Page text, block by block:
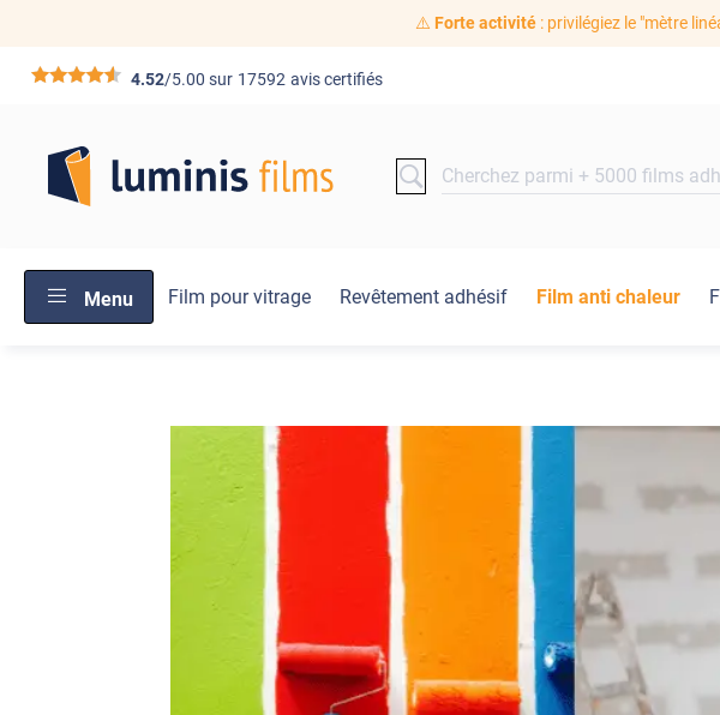
⚠️ Forte activité: privilégiez le "mètre
*****4.52/5.00 sur 17592 avis certifiés
Menu Film pour vitrage Revêtement adhésif Film anti chaleur